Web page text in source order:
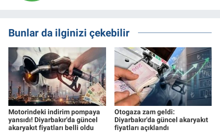
Bunlar da ilginizi çekebilir
Motorindeki indirim pompaya
yansıdı! Diyarbakır'da güncel
akaryakıt fiyatları belli oldu
Otogaza zam geldi:
Diyarbakır'da güncel akaryakıt
fiyatları açıklandı